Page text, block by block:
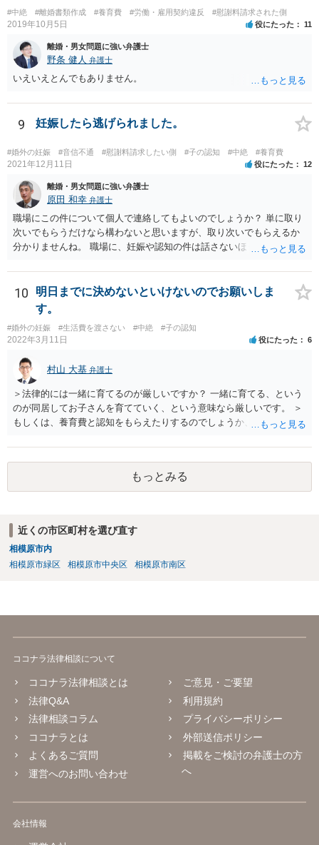
#中絶 #離婚書類作成 #養育費 #労働・雇用契約違反 #慰謝料請求された側
2019年10月5日 役にたった 11
離婚・男女問題に強い弁護士
野条 健人 弁護士
いえいえとんでもありません。
9 妊娠したら逃げられました。
#婚外の妊娠 #音信不通 #慰謝料請求したい側 #子の認知 #中絶 #養育費
2021年12月11日 役にたった 12
離婚・男女問題に強い弁護士
原田 和幸 弁護士
職場にこの件について個人で連絡してもよいのでしょうか？ 単に取り
次いでもらうだけなら構わないと思いますが、取り次いでもらえるか
分かりませんね。 職場に、妊娠や認知の件は話さないほうがよいと思
難しいと思われれば、弁護士に入ってもらうことも検討されてくださ
い。 一度、お近くの弁護士に相談されてみてもよいと思います。
10
明日までに決めないといけないのでお願いしま
す。
#婚外の妊娠 #生活費を渡さない #中絶 #子の認知
2022年3月11日 役にたった 6
村山 大基 弁護士
＞法律的には一緒に育てるのが厳しいですか？ 一緒に育てる、という
のが同居してお子さんを育てていく、という意味なら厳しいです。 ＞
もしくは、養育費と認知をもらえたりするのでしょうか、 相手が認知
す。 また、認知されたことを前提に、父親として子を養う義務があり
ますので、 養育費を請求できます。 ただ、極端な話相手に収入がなか
ったり、行方不明だったりすると、実際上の回収が難しい可能性はあ
ります。
もっとみる
近くの市区町村を選び直す
相模原市内
相模原市緑区
相模原市中央区 相模原市南区
ココナラ法律相談について
ココナラ法律相談とは
法律Q&A
法律相談コラム
ココナラとは
よくあるご質問
運営へのお問い合わせ
ご意見・ご要望
利用規約
プライバシーポリシー
外部送信ポリシー
掲載をご検討の弁護士の方
へ
会社情報